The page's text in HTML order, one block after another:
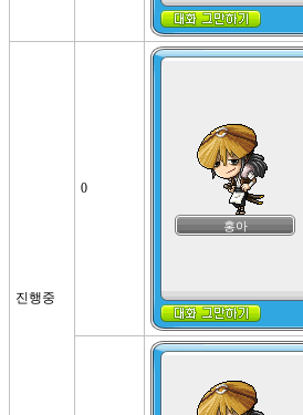
진행중
0
홍아